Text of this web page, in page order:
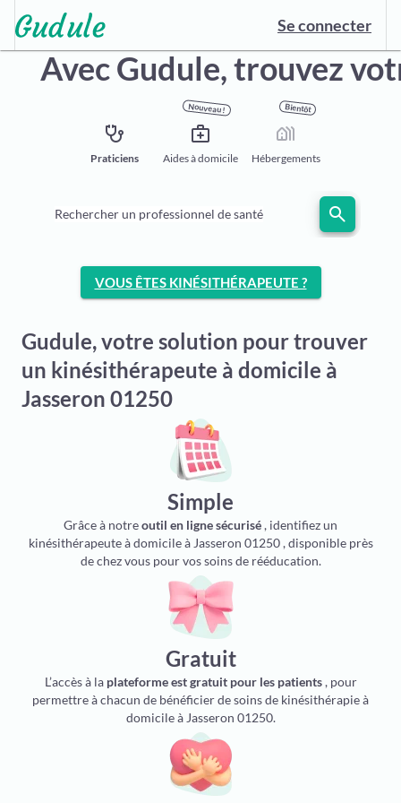
Se connecter
Avec Gudule,trouvez
stethoscope
Praticiens
Nouveau !
medical_services
Aides à domicile
Bientôt
holiday_village
Hébergements
Rechercher un professionnel de santé search
VOUS ÊTES KINÉSITHÉRAPEUTE ?
Gudule, votre solution pour trouver
un kinésithérapeute à domicile à
Jasseron 01250
Simple
Grâce à notreoutil en ligne sécurisé, identifiez un
kinésithérapeute à domicile à Jasseron 01250 , disponible près
de chez vous pour vos soins de rééducation.
Gratuit
L’accès à la plateforme est gratuit pour les patients, pour
permettre à chacun de bénéficier de soins de kinésithérapie à
domicile à Jasseron 01250.